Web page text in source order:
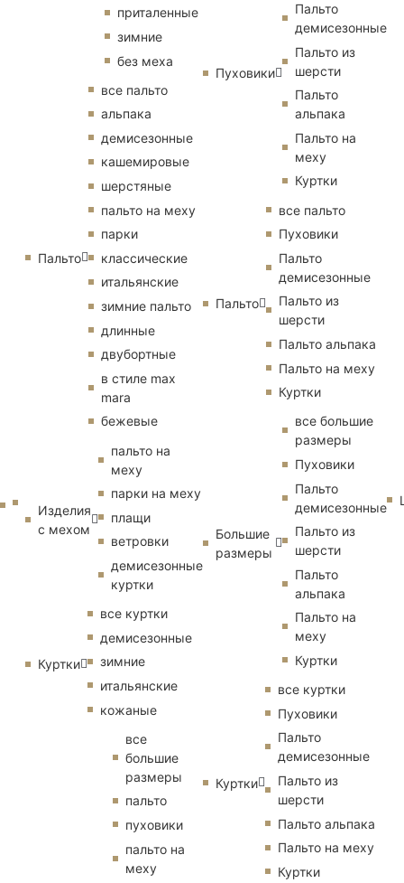
приталенные
зимние
без меха
Пальто
все пальто
альпака
демисезонные
кашемировые
шерстяные
пальто на меху
парки
классические
итальянские
зимние пальто
длинные
двубортные
в стиле max
mara
бежевые
Изделия
с мехом
пальто на
меху
парки на меху
плащи
ветровки
демисезонные
куртки
Куртки
все куртки
демисезонные
зимние
итальянские
кожаные
все
большие
размеры
пальто
пуховики
пальто на
меху
Пуховики
Пальто
демисезонные
Пальто из
шерсти
Пальто
альпака
Пальто на
меху
Куртки
Пальто
все пальто
Пуховики
Пальто
демисезонные
Пальто из
шерсти
Пальто альпака
Пальто на меху
Куртки
Большие
размеры
все большие
размеры
Пуховики
Пальто
демисезонные
Пальто из
шерсти
Пальто
альпака
Пальто на
меху
Куртки
Куртки
все куртки
Пуховики
Пальто
демисезонные
Пальто из
шерсти
Пальто альпака
Пальто на меху
Куртки